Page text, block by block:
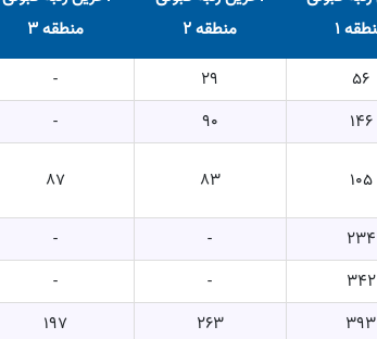
1
منطقه 2
منطقه 3
56
29
-
146
90
-
105
83
87
234
-
-
342
-
-
393
263
197